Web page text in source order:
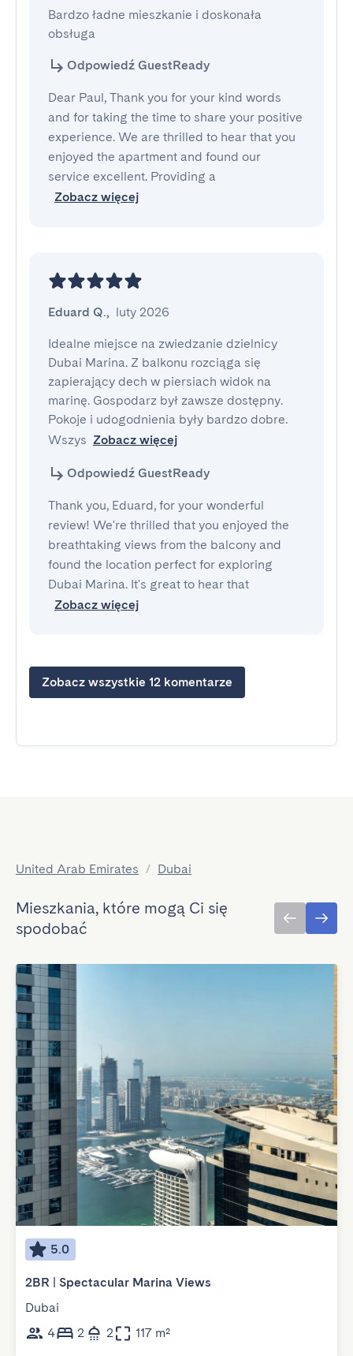
Bardzo ładne mieszkanie i doskonała
obsługa
Odpowiedź GuestReady
Dear Paul, Thank you for your kind words
and for taking the time to share your positive
experience. We are thrilled to hear that you
enjoyed the apartment and found our
service excellent. Providing a
Zobacz więcej
Eduard Q., luty 2026
Idealne miejsce na zwiedzanie dzielnicy
Dubai Marina. Z balkonu rozciąga się
zapierający dech w piersiach widok na
marinę. Gospodarz był zawsze dostępny.
Pokoje i udogodnienia były bardzo dobre.
Wszys Zobacz więcej
Odpowiedź GuestReady
Thank you, Eduard, for your wonderful
review! We're thrilled that you enjoyed the
breathtaking views from the balcony and
found the location perfect for exploring
Dubai Marina. It's great to hear that
Zobacz więcej
Zobacz wszystkie 12 komentarze
United Arab Emirates / Dubai
Mieszkania, które mogą Ci się
spodobać
5.0
2BR | Spectacular Marina Views
Dubai
4
2 2 117 m²